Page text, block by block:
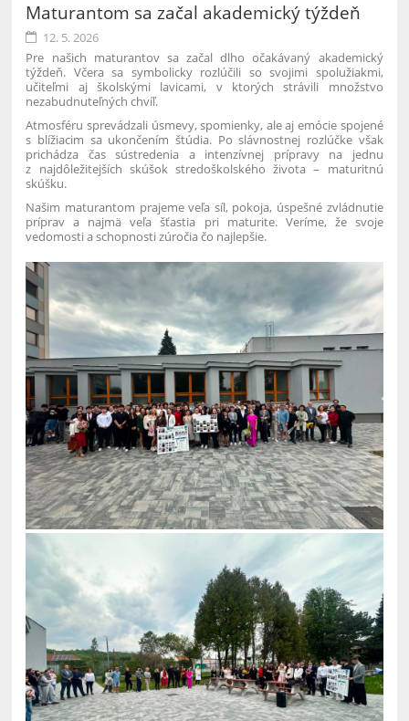
Maturantom sa začal akademický týždeň
12. 5. 2026
Pre našich maturantov sa začal dlho očakávaný akademický
týždeň. Včera sa symbolicky rozlúčili so svojimi spolužiakmi,
učiteľmi aj školskými lavicami, v ktorých strávili množstvo
nezabudnuteľných chvíľ.
Atmosféru sprevádzali úsmevy, spomienky, ale aj emócie spojené
s blížiacim sa ukončením štúdia. Po slávnostnej rozlúčke však
prichádza čas sústredenia a intenzívnej prípravy na jednu
z najdôležitejších skúšok stredoškolského života – maturitnú
skúšku.
Našim maturantom prajeme veľa síl, pokoja, úspešné zvládnutie
príprav a najmä veľa šťastia pri maturite. Veríme, že svoje
vedomosti a schopnosti zúročia čo najlepšie.